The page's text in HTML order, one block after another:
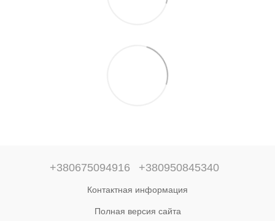
+380675094916 +380950845340
Контактная информация
Полная версия сайта